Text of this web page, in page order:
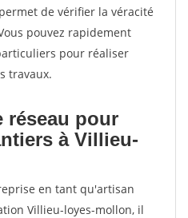
de vérifier la véracité
pouvez rapidement
pour réaliser
travaux.
réseau pour
à Villieu-
en tant qu'artisan
Villieu-loyes-mollon, il